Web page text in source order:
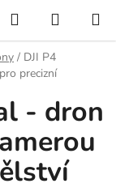
Hledat
KOŠÍK
/ DJI P4
precizní
- dron